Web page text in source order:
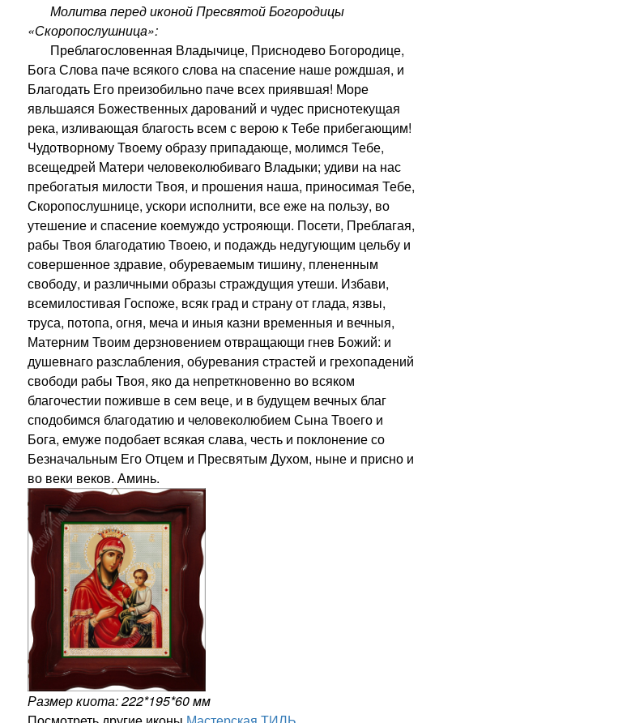
Молитва перед иконой Пресвятой Богородицы
«Скоропослушница»:
Преблагословенная Владычице, Приснодево Богородице,
Бога Слова паче всякого слова на спасение наше рождшая, и
Благодать Его преизобильно паче всех приявшая! Море
явльшаяся Божественных дарований и чудес приснотекущая
река, изливающая благость всем с верою к Тебе прибегающим!
Чудотворному Твоему образу припадающе, молимся Тебе,
всещедрей Матери человеколюбиваго Владыки; удиви на нас
пребогатыя милости Твоя, и прошения наша, приносимая Тебе,
Скоропослушнице, ускори исполнити, все еже на пользу, во
утешение и спасение коемуждо устрояющи. Посети, Преблагая,
рабы Твоя благодатию Твоею, и подаждь недугующим цельбу и
совершенное здравие, обуреваемым тишину, плененным
свободу, и различными образы страждущия утеши. Избави,
всемилостивая Госпоже, всяк град и страну от глада, язвы,
труса, потопа, огня, меча и иныя казни временныя и вечныя,
Матерним Твоим дерзновением отвращающи гнев Божий: и
душевнаго разслабления, обуревания страстей и грехопадений
свободи рабы Твоя, яко да непреткновенно во всяком
благочестии поживше в сем веце, и в будущем вечных благ
сподобимся благодатию и человеколюбием Сына Твоего и
Бога, емуже подобает всякая слава, честь и поклонение со
Безначальным Его Отцем и Пресвятым Духом, ныне и присно и
во веки веков. Аминь.
Размер киота: 222*195*60 мм